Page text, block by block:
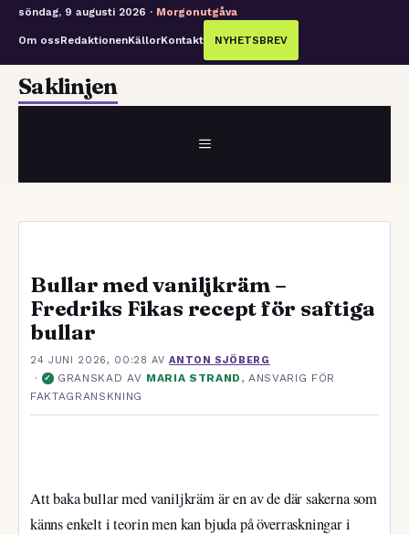
söndag, 9 augusti 2026 · Morgonutgåva
Om ossRedaktionenKällorKontakt NYHETSBREV
Hoppa
Saklinjen
MENY
Bullar med vaniljkräm –
Fredriks Fikas recept för saftiga
bullar
24 JUNI 2026, 00:28 AVANTON SJÖBERG
· ✓ GRANSKAD AV MARIA STRAND , ANSVARIG FÖR
FAKTAGRANSKNING
Att baka bullar med vaniljkräm är en av de där sakerna som
känns enkelt i teorin men kan bjuda på överraskningar i